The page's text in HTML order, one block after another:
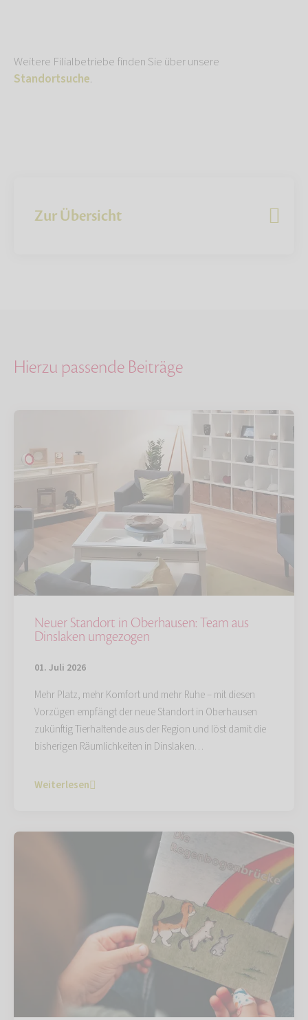
Weitere Filialbetriebe finden Sie über unsere
Standortsuche.
Zur Übersicht
Hierzu passende Beiträge
Neuer Standort in Oberhausen: Team aus
Dinslaken umgezogen
01. Juli 2026
Mehr Platz, mehr Komfort und mehr Ruhe – mit diesen
Vorzügen empfängt der neue Standort in Oberhausen
zukünftig Tierhaltende aus der Region und löst damit die
bisherigen Räumlichkeiten in Dinslaken…
Weiterlesen